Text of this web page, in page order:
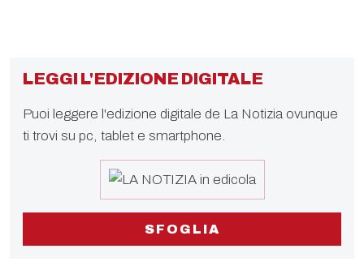
LEGGI L'EDIZIONE DIGITALE
Puoi leggere l'edizione digitale de La Notizia ovunque
ti trovi su pc, tablet e smartphone.
SFOGLIA